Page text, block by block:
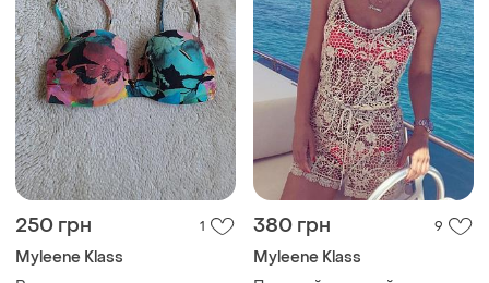
250 грн 1
Myleene Klass
380 грн 9
Myleene Klass